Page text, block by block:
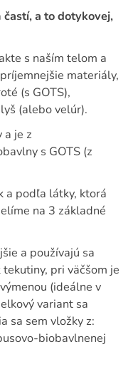
a to dotykovej,
s naším telom a
materiály,
(s GOTS),
(alebo velúr).
je z
s GOTS (z
a podľa látky, ktorá
na 3 základné
a používajú sa
pri väčšom je
(ideálne v
variant sa
sa sem vložky z:
biobavlnenej